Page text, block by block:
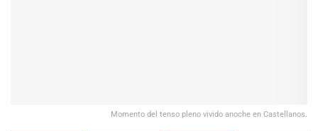
Momento del tenso pleno vivido anoche en Castellanos.